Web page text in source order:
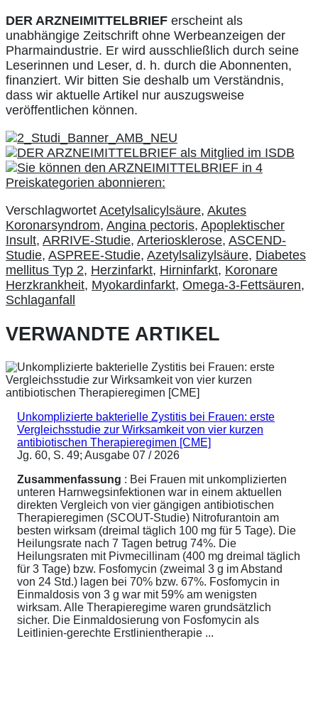
DER ARZNEIMITTELBRIEF erscheint als
unabhängige Zeitschrift ohne Werbeanzeigen der
Pharmaindustrie. Er wird ausschließlich durch seine
Leserinnen und Leser, d. h. durch die Abonnenten,
finanziert. Wir bitten Sie deshalb um Verständnis,
dass wir aktuelle Artikel nur auszugsweise
veröffentlichen können.
Verschlagwortet Acetylsalicylsäure, Akutes
Koronarsyndrom, Angina pectoris, Apoplektischer
Insult, ARRIVE-Studie, Arteriosklerose, ASCEND-
Studie, ASPREE-Studie, Azetylsalizylsäure, Diabetes
mellitus Typ 2, Herzinfarkt, Hirninfarkt, Koronare
Herzkrankheit, Myokardinfarkt, Omega-3-Fettsäuren,
Schlaganfall
VERWANDTE ARTIKEL
Unkomplizierte bakterielle Zystitis bei Frauen: erste
Vergleichsstudie zur Wirksamkeit von vier kurzen
antibiotischen Therapieregimen [CME]
Jg. 60, S. 49; Ausgabe 07 / 2026
Zusammenfassung : Bei Frauen mit unkomplizierten
unteren Harnwegsinfektionen war in einem aktuellen
direkten Vergleich von vier gängigen antibiotischen
Therapieregimen (SCOUT-Studie) Nitrofurantoin am
besten wirksam (dreimal täglich 100 mg für 5 Tage). Die
Heilungsrate nach 7 Tagen betrug 74%. Die
Heilungsraten mit Pivmecillinam (400 mg dreimal täglich
für 3 Tage) bzw. Fosfomycin (zweimal 3 g im Abstand
von 24 Std.) lagen bei 70% bzw. 67%. Fosfomycin in
Einmaldosis von 3 g war mit 59% am wenigsten
wirksam. Alle Therapieregime waren grundsätzlich
sicher. Die Einmaldosierung von Fosfomycin als
Leitlinien-gerechte Erstlinientherapie ...